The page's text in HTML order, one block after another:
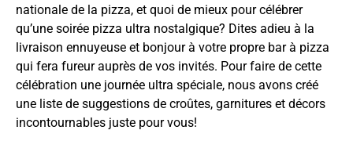
nationale de la pizza, et quoi de mieux pour célébrer
qu’une soirée pizza ultra nostalgique? Dites adieu à la
livraison ennuyeuse et bonjour à votre propre bar à pizza
qui fera fureur auprès de vos invités. Pour faire de cette
célébration une journée ultra spéciale, nous avons créé
une liste de suggestions de croûtes, garnitures et décors
incontournables juste pour vous!